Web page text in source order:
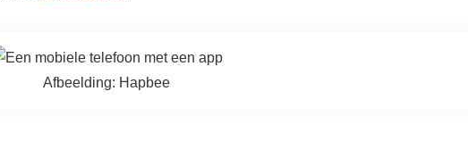
Afbeelding: Hapbee